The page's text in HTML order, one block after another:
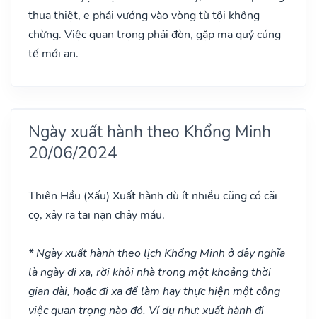
thua thiệt, e phải vướng vào vòng tù tội không
chừng. Việc quan trọng phải đòn, gặp ma quỷ cúng
tế mới an.
Ngày xuất hành theo Khổng Minh
20/06/2024
Thiên Hầu (Xấu) Xuất hành dù ít nhiều cũng có cãi
cọ, xảy ra tai nạn chảy máu.
* Ngày xuất hành theo lịch Khổng Minh ở đây nghĩa
là ngày đi xa, rời khỏi nhà trong một khoảng thời
gian dài, hoặc đi xa để làm hay thực hiện một công
việc quan trọng nào đó. Ví dụ như: xuất hành đi